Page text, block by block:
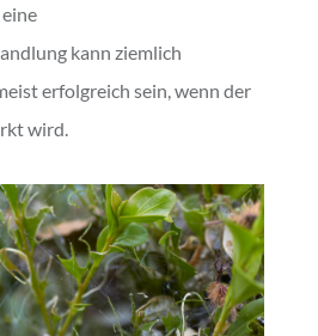
kann ziemlich
erfolgreich sein, wenn der
wird.